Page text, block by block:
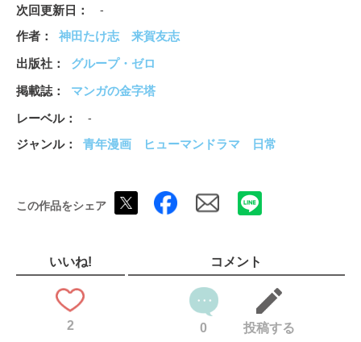
次回更新日 -
作者 神田たけ志
来賀友志
出版社
グループ・ゼロ
掲載誌
マンガの金字塔
レーベル
-
ジャンル 青年漫画 ヒューマンドラマ 日常
この作品をシェア
いいね!
2
コメント
0 投稿する